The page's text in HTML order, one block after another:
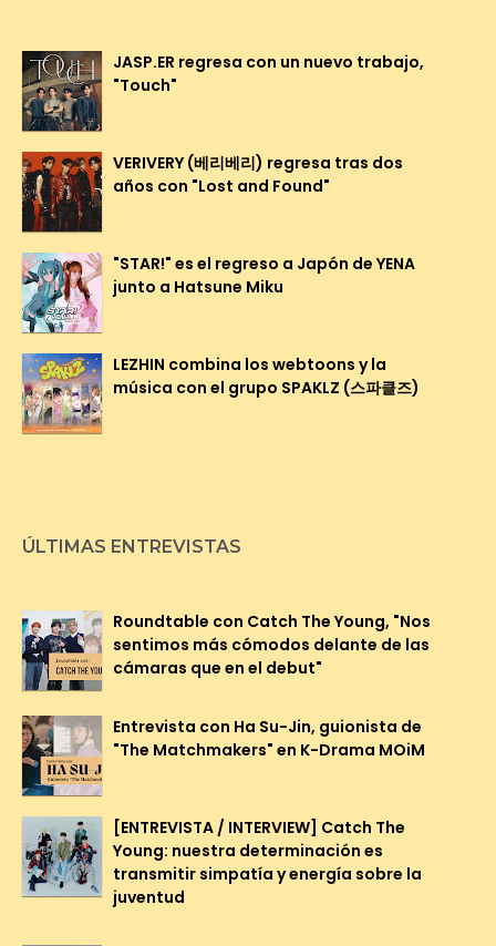
JASP.ER regresa con un nuevo trabajo,
"Touch"
VERIVERY (베리베리) regresa tras dos
años con "Lost and Found"
"STAR!" es el regreso a Japón de YENA
junto a Hatsune Miku
LEZHIN combina los webtoons y la
música con el grupo SPAKLZ (스파클즈)
ÚLTIMAS ENTREVISTAS
Roundtable con Catch The Young, "Nos
sentimos más cómodos delante de las
cámaras que en el debut"
Entrevista con Ha Su-Jin, guionista de
"The Matchmakers" en K-Drama MOiM
[ENTREVISTA / INTERVIEW] Catch The
Young: nuestra determinación es
transmitir simpatía y energía sobre la
juventud